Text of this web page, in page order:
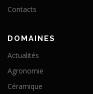
Contacts
DOMAINES
Actualités
Agronomie
Céramique